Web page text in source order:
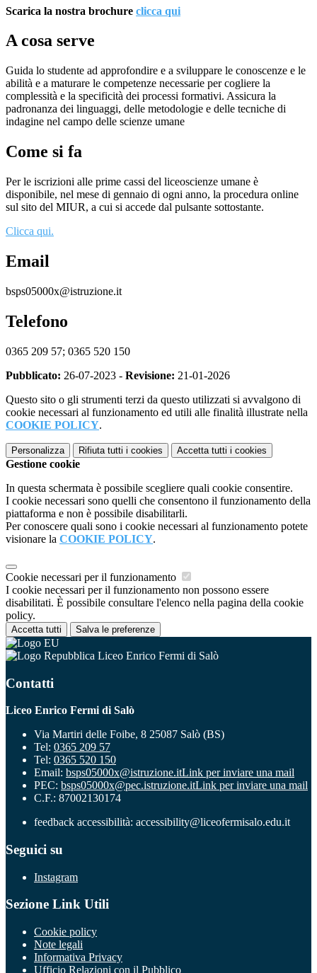
Scarica la nostra brochure clicca qui
A cosa serve
Guida lo studente ad approfondire e a sviluppare le conoscenze e le
abilità e a maturare le competenze necessarie per cogliere la
complessità e la specificità dei processi formativi. Assicura la
padronanza dei linguaggi, delle metodologie e delle tecniche di
indagine nel campo delle scienze umane
Come si fa
Per le iscrizioni alle prime cassi del liceoscienze umane è
disponibile, nel mese di gennaio di ogni anno, la procedura online
sul sito del MIUR, a cui si accede dal pulsante sottostante.
Clicca qui.
Email
bsps05000x@istruzione.it
Telefono
0365 209 57; 0365 520 150
Pubblicato: 26-07-2023 - Revisione: 21-01-2026
Questo sito o gli strumenti terzi da questo utilizzati si avvalgono di
cookie necessari al funzionamento ed utili alle finalità illustrate nella
COOKIE POLICY.
Personalizza Rifiuta tutti i cookies Accetta tutti i cookies
Gestione cookie
In questa schermata è possibile scegliere quali cookie consentire.
I cookie necessari sono quelli che consentono il funzionamento della
piattaforma e non è possibile disabilitarli.
Per conoscere quali sono i cookie necessari al funzionamento potete
visionare la COOKIE POLICY.
Cookie necessari per il funzionamento
I cookie necessari per il funzionamento non possono essere
disabilitati. È possibile consultare l'elenco nella pagina della cookie
policy.
Accetta tutti Salva le preferenze
Liceo Enrico Fermi di Salò
Contatti
Liceo Enrico Fermi di Salò
Via Martiri delle Foibe, 8 25087 Salò (BS)
Tel: 0365 209 57
Tel: 0365 520 150
Email: bsps05000x@istruzione.itLink per inviare una mail
PEC: bsps05000x@pec.istruzione.itLink per inviare una mail
C.F.: 87002130174
feedback accessibilità: accessibility@liceofermisalo.edu.it
Seguici su
Instagram
Sezione Link Utili
Cookie policy
Note legali
Informativa Privacy
Ufficio Relazioni con il Pubblico